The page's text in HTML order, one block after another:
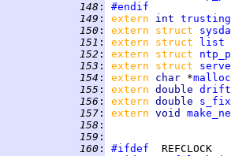
148 :
#endif
149 : extern int trusting
150 : extern struct
151 : extern struct
list
152 : extern struct
153 : extern struct
154 : extern char *malloc
155 : extern double
156 : extern double
157 : extern void
158 :
159 :
160 : #ifdef